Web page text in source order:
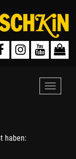
haben: